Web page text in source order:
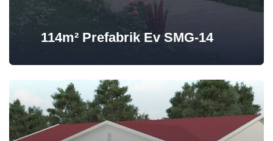
114m² Prefabrik Ev SMG-14